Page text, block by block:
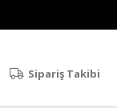
Sipariş Takibi